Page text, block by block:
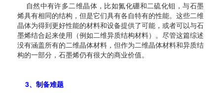
自然中有许多二维晶体，比如氮化硼和二硫化钼，与石墨
烯具有相同的结构，但是它们具有各自特有的性能。这些二维
晶体为得到更好性能的材料和设备提供了可能，或者可以与石
墨烯结合起来使用（例如二维异质结构材料）。 尽管这篇综述
没有涵盖所有的二维晶体材料，但作为二维晶体材料和异质结
构的一部分，石墨烯仍有很大的商业价值。
3、制备难题